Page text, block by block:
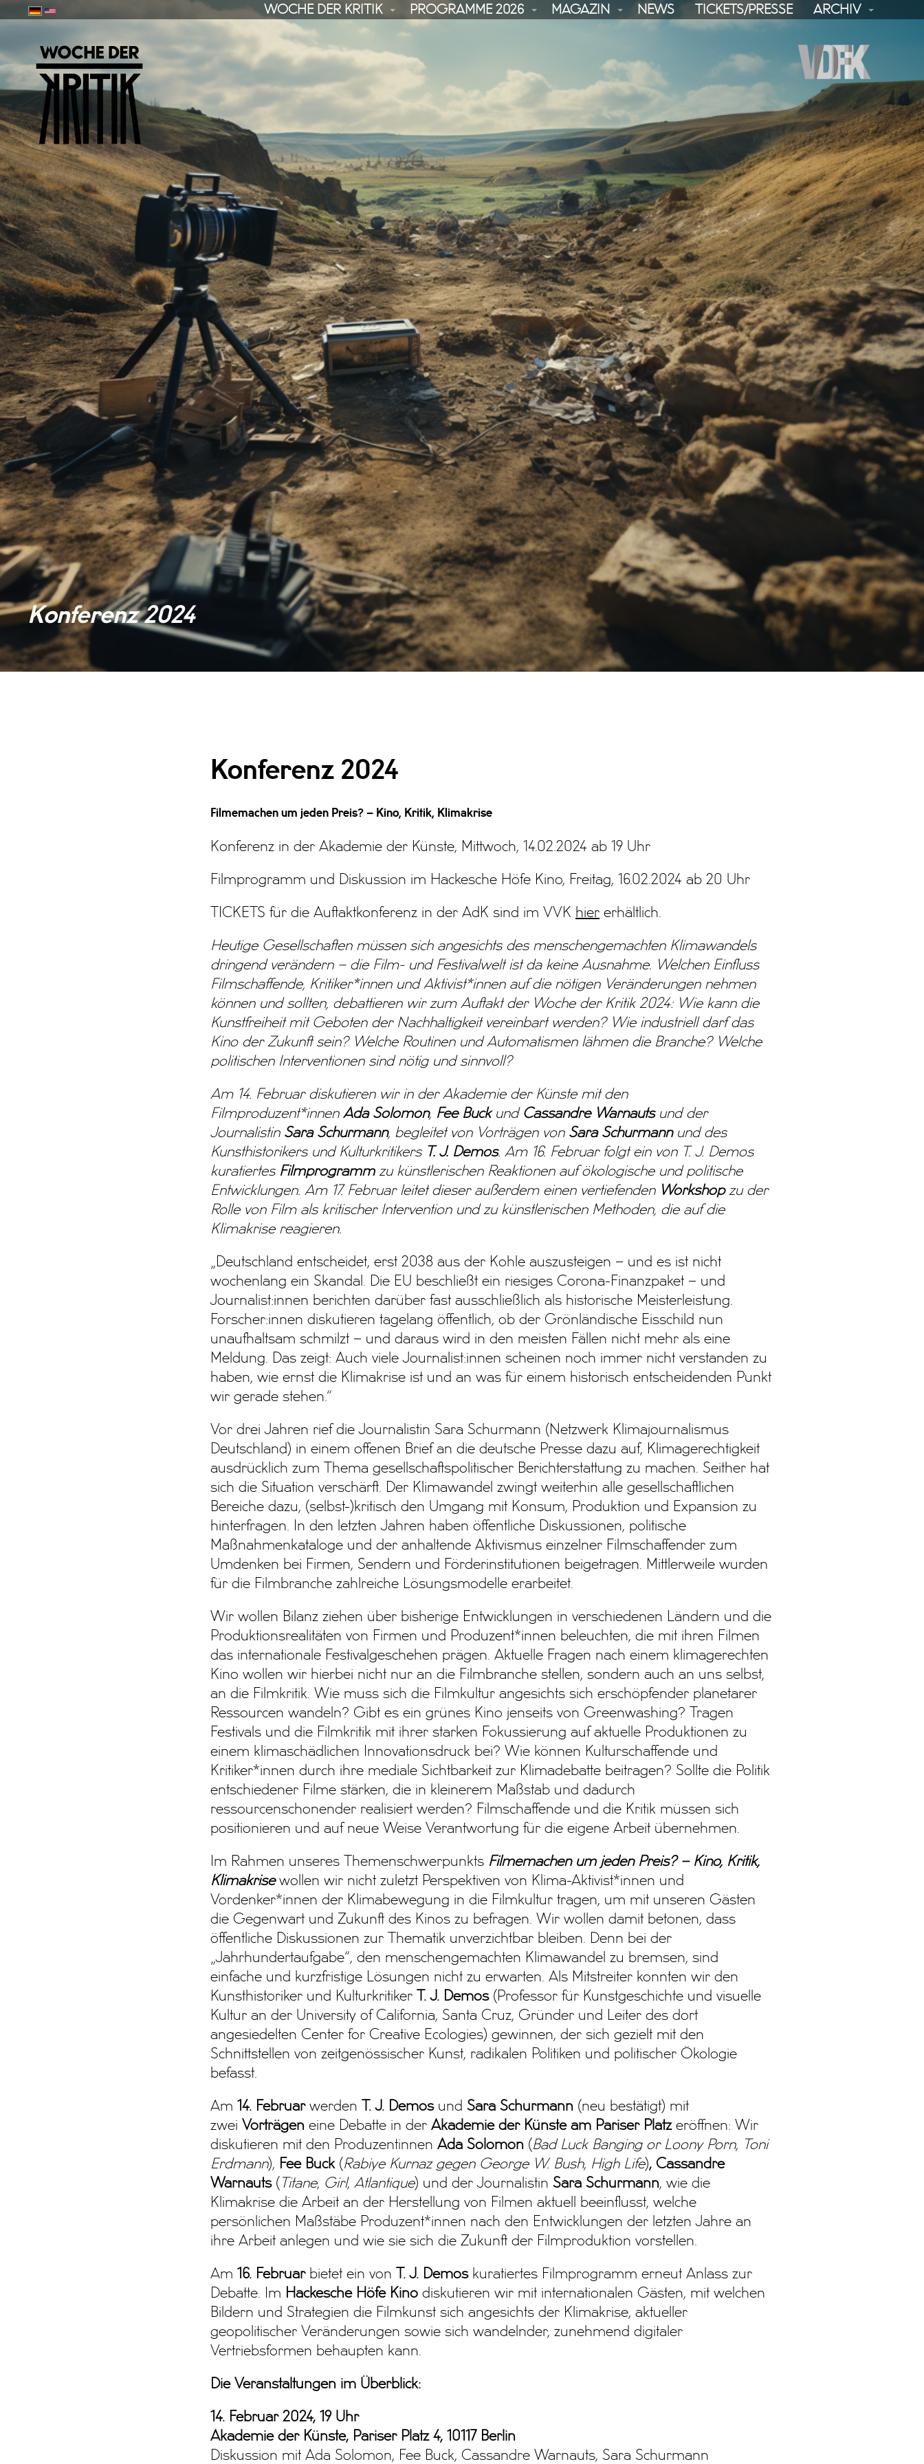
WOCHE DER KRITIK PROGRAMME 2026 MAGAZIN NEWS TICKETS/PRESSE ARCHIV
Konferenz 2024
Konferenz 2024
Filmemachen um jeden Preis? – Kino, Kritik, Klimakrise
Konferenz in der Akademie der Künste, Mittwoch, 14.02.2024 ab 19 Uhr
Filmprogramm und Diskussion im Hackesche Höfe Kino, Freitag, 16.02.2024 ab 20 Uhr
TICKETS für die Auftaktkonferenz in der AdK sind im VVK hier erhältlich.
Heutige Gesellschaften müssen sich angesichts des menschengemachten Klimawandels
dringend verändern – die Film- und Festivalwelt ist da keine Ausnahme. Welchen Einfluss
Filmschaffende, Kritiker*innen und Aktivist*innen auf die nötigen Veränderungen nehmen
können und sollten, debattieren wir zum Auftakt der Woche der Kritik 2024: Wie kann die
Kunstfreiheit mit Geboten der Nachhaltigkeit vereinbart werden? Wie industriell darf das
Kino der Zukunft sein? Welche Routinen und Automatismen lähmen die Branche? Welche
politischen Interventionen sind nötig und sinnvoll?
Am 14. Februar diskutieren wir in der Akademie der Künste mit den
Filmproduzent*innen Ada Solomon, Fee Buckund Cassandre Warnauts und der
JournalistinSara Schurmann, begleitet von Vorträgen von Sara Schurmannund des
Kunsthistorikers und Kulturkritikers T. J. Demos. Am 16. Februar folgt ein von T. J. Demos
kuratiertes Filmprogrammzu künstlerischen Reaktionen auf ökologische und politische
Entwicklungen. Am 17. Februar leitet dieser außerdem einen vertiefenden Workshopzu der
Rolle von Film als kritischer Intervention und zu künstlerischen Methoden, die auf die
Klimakrise reagieren.
„Deutschland entscheidet, erst 2038 aus der Kohle auszusteigen – und es ist nicht
wochenlang ein Skandal. Die EU beschließt ein riesiges Corona-Finanzpaket – und
Journalist:innen berichten darüber fast ausschließlich als historische Meisterleistung.
Forscher:innen diskutieren tagelang öffentlich, ob der Grönländische Eisschild nun
unaufhaltsam schmilzt – und daraus wird in den meisten Fällen nicht mehr als eine
Meldung. Das zeigt: Auch viele Journalist:innen scheinen noch immer nicht verstanden zu
haben, wie ernst die Klimakrise ist und an was für einem historisch entscheidenden Punkt
wir gerade stehen.“
Vor drei Jahren rief die Journalistin Sara Schurmann (Netzwerk Klimajournalismus
Deutschland) in einem offenen Brief an die deutsche Presse dazu auf, Klimagerechtigkeit
ausdrücklich zum Thema gesellschaftspolitischer Berichterstattung zu machen. Seither hat
sich die Situation verschärft. Der Klimawandel zwingt weiterhin alle gesellschaftlichen
Bereiche dazu, (selbst-)kritisch den Umgang mit Konsum, Produktion und Expansion zu
hinterfragen. In den letzten Jahren haben öffentliche Diskussionen, politische
Maßnahmenkataloge und der anhaltende Aktivismus einzelner Filmschaffender zum
Umdenken bei Firmen, Sendern und Förderinstitutionen beigetragen. Mittlerweile wurden
für die Filmbranche zahlreiche Lösungsmodelle erarbeitet.
Wir wollen Bilanz ziehen über bisherige Entwicklungen in verschiedenen Ländern und die
Produktionsrealitäten von Firmen und Produzent*innen beleuchten, die mit ihren Filmen
das internationale Festivalgeschehen prägen. Aktuelle Fragen nach einem klimagerechten
Kino wollen wir hierbei nicht nur an die Filmbranche stellen, sondern auch an uns selbst,
an die Filmkritik. Wie muss sich die Filmkultur angesichts sich erschöpfender planetarer
Ressourcen wandeln? Gibt es ein grünes Kino jenseits von Greenwashing? Tragen
Festivals und die Filmkritik mit ihrer starken Fokussierung auf aktuelle Produktionen zu
einem klimaschädlichen Innovationsdruck bei? Wie können Kulturschaffende und
Kritiker*innen durch ihre mediale Sichtbarkeit zur Klimadebatte beitragen? Sollte die Politik
entschiedener Filme stärken, die in kleinerem Maßstab und dadurch
ressourcenschonender realisiert werden? Filmschaffende und die Kritik müssen sich
positionieren und auf neue Weise Verantwortung für die eigene Arbeit übernehmen.
Im Rahmen unseres Themenschwerpunkts Filmemachen um jeden Preis? – Kino, Kritik,
Klimakrisewollen wir nicht zuletzt Perspektiven von Klima-Aktivist*innen und
Vordenker*innen der Klimabewegung in die Filmkultur tragen, um mit unseren Gästen
die Gegenwart und Zukunft des Kinos zu befragen. Wir wollen damit betonen, dass
öffentliche Diskussionen zur Thematik unverzichtbar bleiben. Denn bei der
„Jahrhundertaufgabe“, den menschengemachten Klimawandel zu bremsen, sind
einfache und kurzfristige Lösungen nicht zu erwarten. Als Mitstreiter konnten wir den
Kunsthistoriker und Kulturkritiker
T. J. Demos(Professor für Kunstgeschichte und visuelle
Kultur an der University of California, Santa Cruz, Gründer und Leiter des dort
angesiedelten Center for Creative Ecologies) gewinnen, der sich gezielt mit den
Schnittstellen von zeitgenössischer Kunst, radikalen Politiken und politischer Ökologie
befasst.
Am 14. Februarwerden T. J. Demosund Sara Schurmann (neu bestätigt) mit
zwei Vorträgen eine Debatte in der Akademie der Künste am Pariser Platzeröffnen: Wir
diskutieren mit den Produzentinnen Ada Solomon ( Bad Luck Banging or Loony Porn, Toni
Erdmann), Fee Buck( Rabiye Kurnaz gegen George W. Bush, High Life), Cassandre
Warnauts( Titane, Girl, Atlantique) und der Journalistin Sara Schurmann, wie die
Klimakrise die Arbeit an der Herstellung von Filmen aktuell beeinflusst, welche
persönlichen Maßstäbe Produzent*innen nach den Entwicklungen der letzten Jahre an
ihre Arbeit anlegen und wie sie sich die Zukunft der Filmproduktion vorstellen.
Am 16. Februarbietet ein von T. J. Demos kuratiertes Filmprogramm erneut Anlass zur
Debatte. Im Hackesche Höfe Kino diskutieren wir mit internationalen Gästen, mit welchen
Bildern und Strategien die Filmkunst sich angesichts der Klimakrise, aktueller
geopolitischer Veränderungen sowie sich wandelnder, zunehmend digitaler
Vertriebsformen behaupten kann.
Die Veranstaltungen im Überblick:
14. Februar 2024, 19 Uhr
Akademie der Künste, Pariser Platz 4, 10117 Berlin
Diskussion mit Ada Solomon, Fee Buck, Cassandre Warnauts, Sara Schurmann